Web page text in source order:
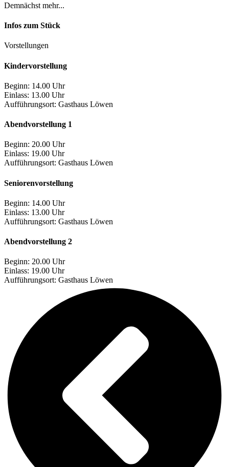
Demnächst mehr...
Infos zum Stück
Vorstellungen
Kindervorstellung
Beginn: 14.00 Uhr
Einlass: 13.00 Uhr
Aufführungsort: Gasthaus Löwen
Abendvorstellung 1
Beginn: 20.00 Uhr
Einlass: 19.00 Uhr
Aufführungsort: Gasthaus Löwen
Seniorenvorstellung
Beginn: 14.00 Uhr
Einlass: 13.00 Uhr
Aufführungsort: Gasthaus Löwen
Abendvorstellung 2
Beginn: 20.00 Uhr
Einlass: 19.00 Uhr
Aufführungsort: Gasthaus Löwen